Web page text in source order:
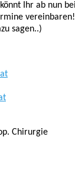
Ihr ab nun
sagen..)
Chirurgie